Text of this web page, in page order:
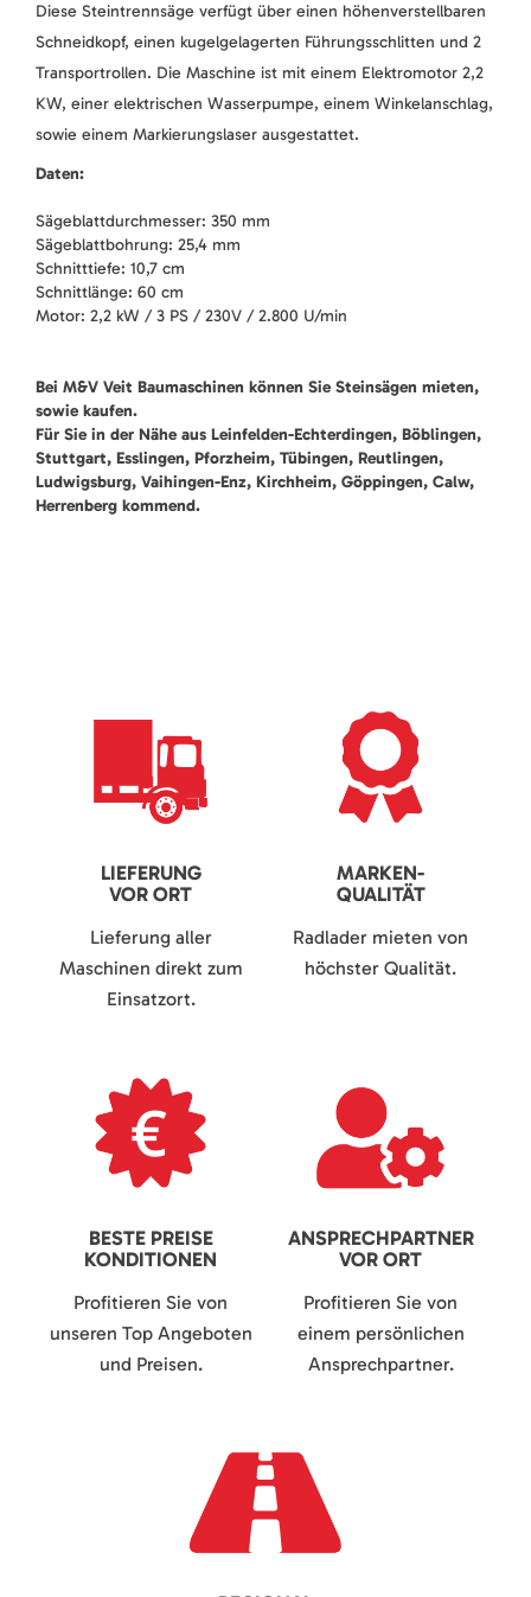
Diese Steintrennsäge verfügt über einen höhenverstellbaren
Schneidkopf, einen kugelgelagerten Führungsschlitten und 2
Transportrollen. Die Maschine ist mit einem Elektromotor 2,2
KW, einer elektrischen Wasserpumpe, einem Winkelanschlag,
sowie einem Markierungslaser ausgestattet.
Daten:
Sägeblattdurchmesser: 350 mm
Sägeblattbohrung: 25,4 mm
Schnitttiefe: 10,7 cm
Schnittlänge: 60 cm
Motor: 2,2 kW / 3 PS / 230V / 2.800 U/min
Bei M&V Veit Baumaschinen können Sie Steinsägen mieten,
sowie kaufen.
Für Sie in der Nähe aus Leinfelden-Echterdingen, Böblingen,
Stuttgart, Esslingen, Pforzheim, Tübingen, Reutlingen,
Ludwigsburg, Vaihingen-Enz, Kirchheim, Göppingen, Calw,
Herrenberg kommend.
LIEFERUNG
VOR ORT
Lieferung aller
Maschinen direkt zum
Einsatzort.
MARKEN-
QUALITÄT
Radlader mieten von
höchster Qualität.
BESTE PREISE
KONDITIONEN
Profitieren Sie von
unseren Top Angeboten
und Preisen.
ANSPRECHPARTNER
VOR ORT
Profitieren Sie von
einem persönlichen
Ansprechpartner.